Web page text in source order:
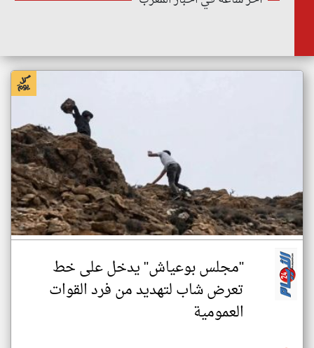
"مجلس بوعياش" يدخل على خط
تعرض شاب لتهديد من فرد القوات
العمومية